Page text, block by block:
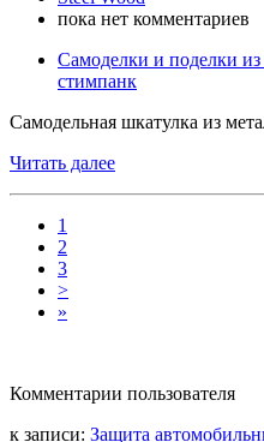
пока нет комментариев
Самоделки и поделки
стимпанк
Самодельная шкатулка из
Читать далее
1
2
3
>
»
Комментарии пользователя
к записи: Защита